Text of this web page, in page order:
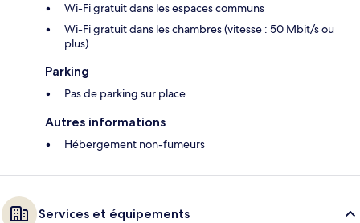
Wi-Fi gratuit dans les espaces communs
Wi-Fi gratuit dans les chambres (vitesse : 50 Mbit/s ou
plus)
Parking
Pas de parking sur place
Autres informations
Hébergement non-fumeurs
Services et équipements